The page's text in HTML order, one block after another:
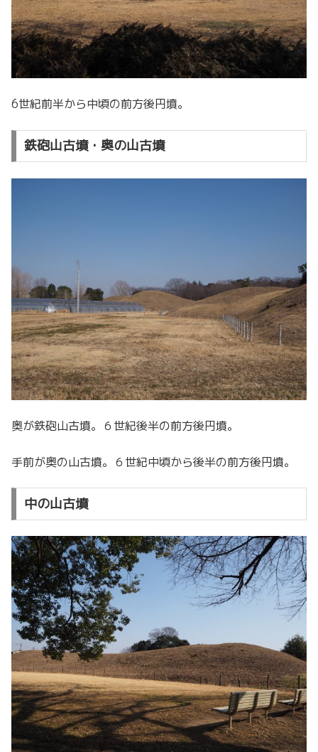
6世紀前半から中頃の前方後円墳。
鉄砲山古墳・奥の山古墳
奥が鉄砲山古墳。６世紀後半の前方後円墳。
手前が奥の山古墳。６世紀中頃から後半の前方後円墳。
中の山古墳